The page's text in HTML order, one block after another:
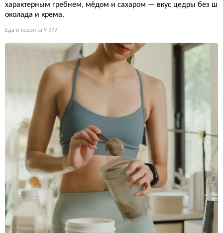
характерным гребнем, мёдом и сахаром — вкус цедры без ш
околада и крема.
Еда и рецепты 9 379